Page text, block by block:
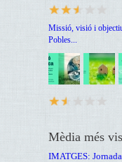
Missió, visió i
Pobles...
Mèdia més
IMATGES: